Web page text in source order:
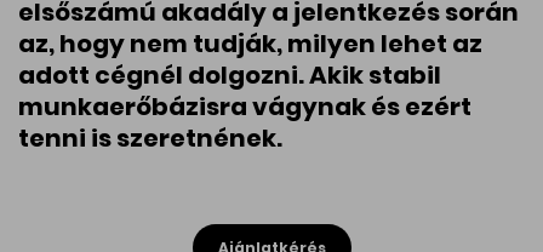
elsőszámú akadály a jelentkezés során
az, hogy nem tudják, milyen lehet az
adott cégnél dolgozni. Akik stabil
munkaerőbázisra vágynak és ezért
tenni is szeretnének.
Ajánlatkérés